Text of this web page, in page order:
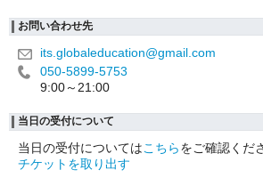
お問い合わせ先
its.globaleducation@gmail.com
050-5899-5753
9:00～21:00
当日の受付について
当日の受付についてはこちらをご確認くだ
チケットを取り出す